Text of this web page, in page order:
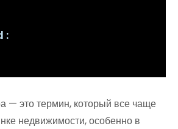
— это термин, который все чаще
недвижимости, особенно в